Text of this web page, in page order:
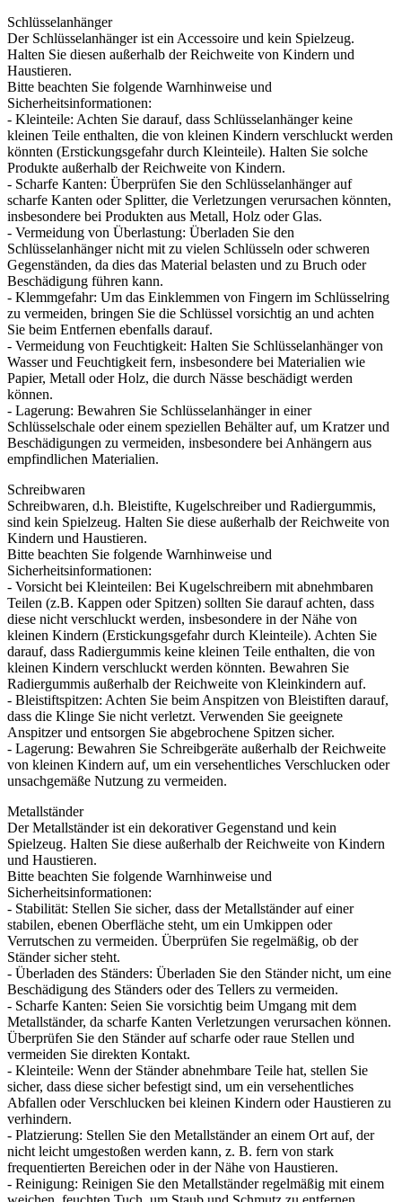
Schlüsselanhänger
Der Schlüsselanhänger ist ein Accessoire und kein Spielzeug.
Halten Sie diesen außerhalb der Reichweite von Kindern und
Haustieren.
Bitte beachten Sie folgende Warnhinweise und
Sicherheitsinformationen:
- Kleinteile: Achten Sie darauf, dass Schlüsselanhänger keine
kleinen Teile enthalten, die von kleinen Kindern verschluckt werden
könnten (Erstickungsgefahr durch Kleinteile). Halten Sie solche
Produkte außerhalb der Reichweite von Kindern.
- Scharfe Kanten: Überprüfen Sie den Schlüsselanhänger auf
scharfe Kanten oder Splitter, die Verletzungen verursachen könnten,
insbesondere bei Produkten aus Metall, Holz oder Glas.
- Vermeidung von Überlastung: Überladen Sie den
Schlüsselanhänger nicht mit zu vielen Schlüsseln oder schweren
Gegenständen, da dies das Material belasten und zu Bruch oder
Beschädigung führen kann.
- Klemmgefahr: Um das Einklemmen von Fingern im Schlüsselring
zu vermeiden, bringen Sie die Schlüssel vorsichtig an und achten
Sie beim Entfernen ebenfalls darauf.
- Vermeidung von Feuchtigkeit: Halten Sie Schlüsselanhänger von
Wasser und Feuchtigkeit fern, insbesondere bei Materialien wie
Papier, Metall oder Holz, die durch Nässe beschädigt werden
können.
- Lagerung: Bewahren Sie Schlüsselanhänger in einer
Schlüsselschale oder einem speziellen Behälter auf, um Kratzer und
Beschädigungen zu vermeiden, insbesondere bei Anhängern aus
empfindlichen Materialien.
Schreibwaren
Schreibwaren, d.h. Bleistifte, Kugelschreiber und Radiergummis,
sind kein Spielzeug. Halten Sie diese außerhalb der Reichweite von
Kindern und Haustieren.
Bitte beachten Sie folgende Warnhinweise und
Sicherheitsinformationen:
- Vorsicht bei Kleinteilen: Bei Kugelschreibern mit abnehmbaren
Teilen (z.B. Kappen oder Spitzen) sollten Sie darauf achten, dass
diese nicht verschluckt werden, insbesondere in der Nähe von
kleinen Kindern (Erstickungsgefahr durch Kleinteile). Achten Sie
darauf, dass Radiergummis keine kleinen Teile enthalten, die von
kleinen Kindern verschluckt werden könnten. Bewahren Sie
Radiergummis außerhalb der Reichweite von Kleinkindern auf.
- Bleistiftspitzen: Achten Sie beim Anspitzen von Bleistiften darauf,
dass die Klinge Sie nicht verletzt. Verwenden Sie geeignete
Anspitzer und entsorgen Sie abgebrochene Spitzen sicher.
- Lagerung: Bewahren Sie Schreibgeräte außerhalb der Reichweite
von kleinen Kindern auf, um ein versehentliches Verschlucken oder
unsachgemäße Nutzung zu vermeiden.
Metallständer
Der Metallständer ist ein dekorativer Gegenstand und kein
Spielzeug. Halten Sie diese außerhalb der Reichweite von Kindern
und Haustieren.
Bitte beachten Sie folgende Warnhinweise und
Sicherheitsinformationen:
- Stabilität: Stellen Sie sicher, dass der Metallständer auf einer
stabilen, ebenen Oberfläche steht, um ein Umkippen oder
Verrutschen zu vermeiden. Überprüfen Sie regelmäßig, ob der
Ständer sicher steht.
- Überladen des Ständers: Überladen Sie den Ständer nicht, um eine
Beschädigung des Ständers oder des Tellers zu vermeiden.
- Scharfe Kanten: Seien Sie vorsichtig beim Umgang mit dem
Metallständer, da scharfe Kanten Verletzungen verursachen können.
Überprüfen Sie den Ständer auf scharfe oder raue Stellen und
vermeiden Sie direkten Kontakt.
- Kleinteile: Wenn der Ständer abnehmbare Teile hat, stellen Sie
sicher, dass diese sicher befestigt sind, um ein versehentliches
Abfallen oder Verschlucken bei kleinen Kindern oder Haustieren zu
verhindern.
- Platzierung: Stellen Sie den Metallständer an einem Ort auf, der
nicht leicht umgestoßen werden kann, z. B. fern von stark
frequentierten Bereichen oder in der Nähe von Haustieren.
- Reinigung: Reinigen Sie den Metallständer regelmäßig mit einem